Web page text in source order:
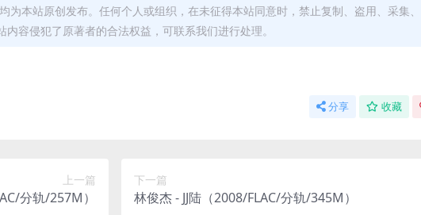
为本站原创发布。任何个人或组织，在未征得本站同意时，禁止复制、盗用、采集
容侵犯了原著者的合法权益，可联系我们进行处理。
分享 收藏
上一篇
分轨/257M）
下一篇
林俊杰 - JJ陆（2008/FLAC/分轨/345M）